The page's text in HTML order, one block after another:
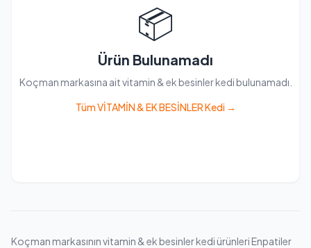
📦
Ürün Bulunamadı
Koçman markasına ait vitamin & ek besinler kedi bulunamadı.
Tüm VİTAMİN & EK BESİNLER Kedi →
Koçman markasının vitamin & ek besinler kedi ürünleri Enpatiler